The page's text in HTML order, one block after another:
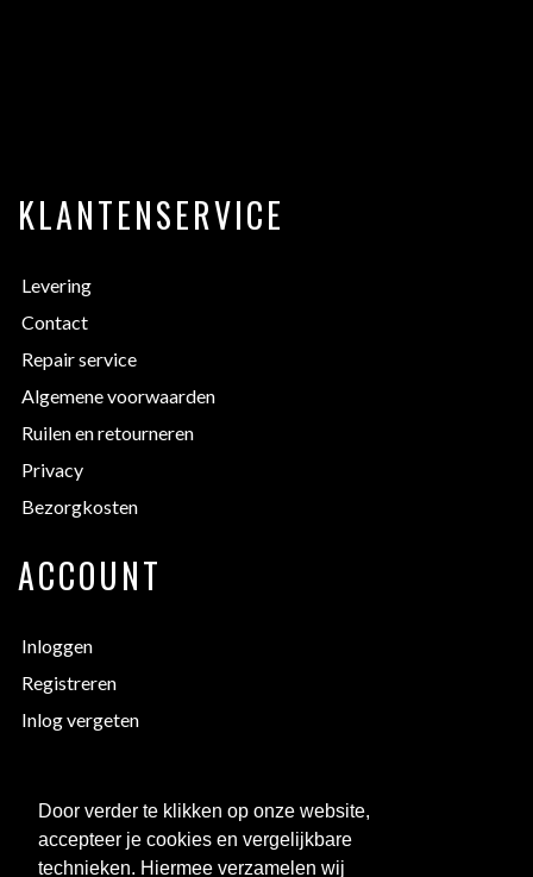
Door verder te klikken op onze website,
accepteer je cookies en vergelijkbare
technieken. Hiermee verzamelen wij
KLANTENSERVICE
Levering
Contact
Repair service
Algemene voorwaarden
Ruilen en retourneren
Privacy
Bezorgkosten
ACCOUNT
Inloggen
Registreren
Inlog vergeten
Bedrukken